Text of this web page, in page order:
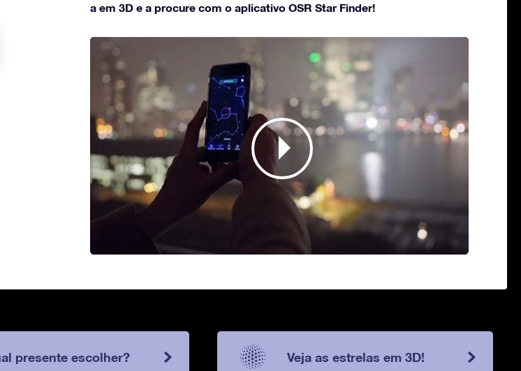
a em 3D e a procure com o aplicativo OSR Star Finder!
presente escolher? Veja as estrelas em 3D!